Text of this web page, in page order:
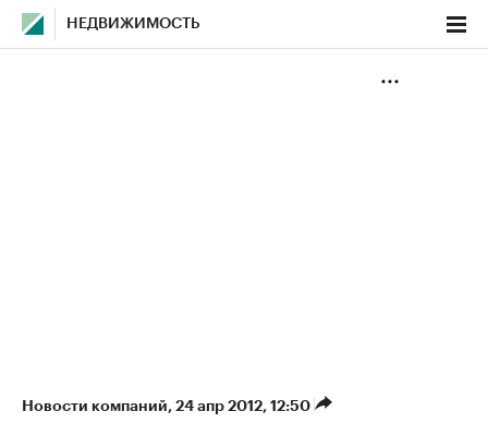
НЕДВИЖИМОСТЬ
Новости компаний⁠, 24 апр 2012, 12:50